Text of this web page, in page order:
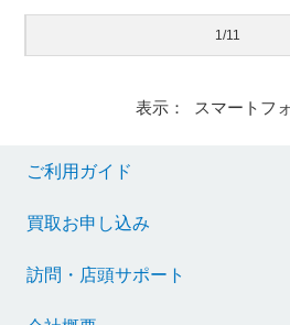
1/11
表示： スマートフ
ご利用ガイド
買取お申し込み
訪問・店頭サポート